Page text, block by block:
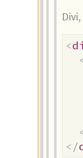
<
</